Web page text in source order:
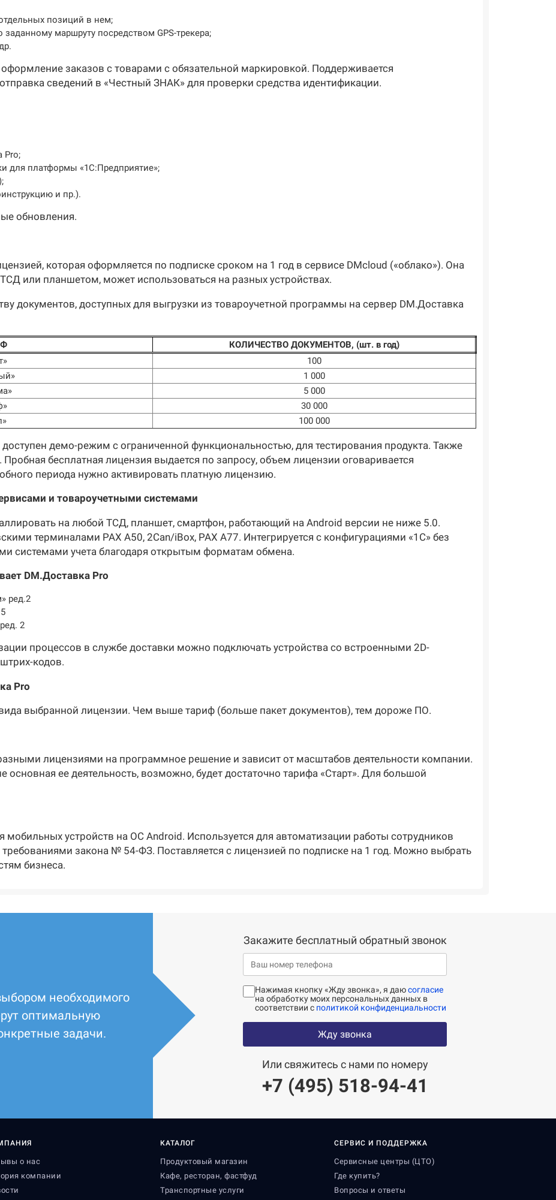
позиций в нем;
маршруту посредством GPS-трекера;
заказов с товарами с обязательной маркировкой. Поддерживается
сведений в «Честный ЗНАК» для проверки средства идентификации.
Pro;
для платформы «1С:Предприятие»;
и пр.).
обновления.
которая оформляется по подписке сроком на 1 год в сервисе DMcloud («облако»). Она
или планшетом, может использоваться на разных устройствах.
документов, доступных для выгрузки из товароучетной программы на сервер DM.Доставка
КОЛИЧЕСТВО ДОКУМЕНТОВ, (шт. в год)
100
1 000
5 000
30 000
100 000
демо-режим с ограниченной функциональностью, для тестирования продукта. Также
Пробная бесплатная лицензия выдается по запросу, объем лицензии оговаривается
периода нужно активировать платную лицензию.
и товароучетными системами
на любой ТСД, планшет, смартфон, работающий на Android версии не ниже 5.0.
терминалами PAX A50, 2Can/iBox, PAX A77. Интегрируется с конфигурациями «1С» без
системами учета благодаря открытым форматам обмена.
DM.Доставка Pro
ред.2
2
процессов в службе доставки можно подключать устройства со встроенными 2D-
кодов.
Pro
выбранной лицензии. Чем выше тариф (больше пакет документов), тем дороже ПО.
лицензиями на программное решение и зависит от масштабов деятельности компании.
основная ее деятельность, возможно, будет достаточно тарифа «Старт». Для большой
устройств на ОС Android. Используется для автоматизации работы сотрудников
требованиями закона № 54-ФЗ. Поставляется с лицензией по подписке на 1 год. Можно выбрать
бизнеса.
необходимого
оптимальную
задачи.
Закажите бесплатный обратный звонок
Нажимая кнопку «Жду звонка», я даюсогласие
на обработку моих персональных данных в
соответствии с политикой конфиденциальности
Жду звонка
Или свяжитесь с нами по номеру
+7 (495) 518-94-41
о нас
компании
КАТАЛОГ
Продуктовый магазин
Кафе, ресторан, фастфуд
Транспортные услуги
СЕРВИС И ПОДДЕРЖКА
Сервисные центры (ЦТО)
Где купить?
Вопросы и ответы